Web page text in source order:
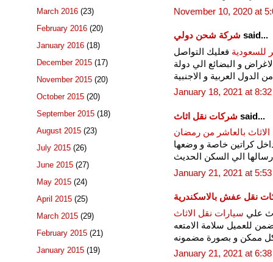
November 10, 2020 at
شركة شحن دولي said...
فعليك التواصل
و البضائع الي دولة
الدول العربية و الاجنبية
January 18, 2021 at
شركات نقل اثاث said...
بالعاشر من رمضان
داخل كراتين خاصة و وضعها
الي السكن الحديث
January 21, 2021 at
نقل عفش بالاسكندرية
علي سيارات نقل الاثاث
للعميل سلامة الامتعه
ممكن و بصورة مضمونه
January 21, 2021 at
March 2016 (23)
February 2016 (20)
January 2016 (18)
December 2015 (17)
November 2015 (20)
October 2015 (20)
September 2015 (18)
August 2015 (23)
July 2015 (26)
June 2015 (27)
May 2015 (24)
April 2015 (25)
March 2015 (29)
February 2015 (21)
January 2015 (19)